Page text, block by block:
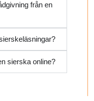
från en
sierska online?